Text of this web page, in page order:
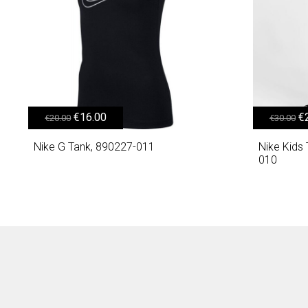
€20.00 Original price was: €20.00.
€16.00Η τρέχουσα τιμή είναι: €16.00.
Nike G Tank, 890227-011
€30.00 €
Nike Kids
010